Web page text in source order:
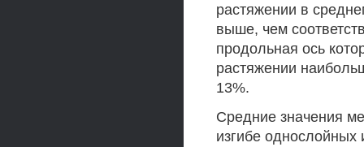
растяжении в
выше, чем
продольная ось
растяжении
13%.
Средние значения
изгибе однослойных